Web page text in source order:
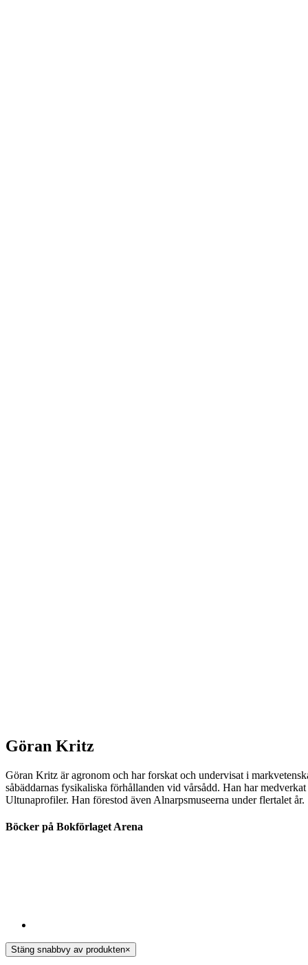
Göran Kritz
Göran Kritz är agronom och har forskat och undervisat i
såbäddarnas fysikaliska förhållanden vid vårsådd. Han har
Ultunaprofiler. Han förestod även Alnarpsmuseerna under flertalet år.
Böcker på Bokförlaget Arena
Stäng snabbvy av produkten×